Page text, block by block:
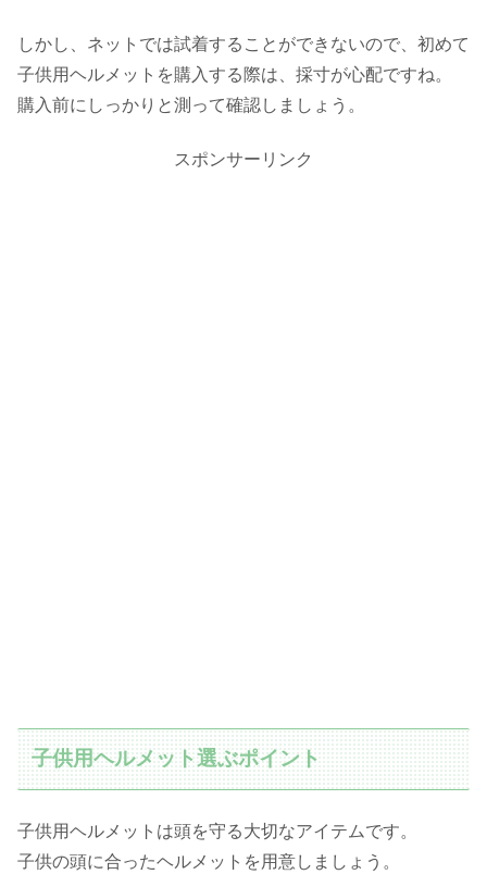
しかし、ネットでは試着することができないので、初めて
子供用ヘルメットを購入する際は、採寸が心配ですね。
購入前にしっかりと測って確認しましょう。
スポンサーリンク
子供用ヘルメット選ぶポイント
子供用ヘルメットは頭を守る大切なアイテムです。
子供の頭に合ったヘルメットを用意しましょう。